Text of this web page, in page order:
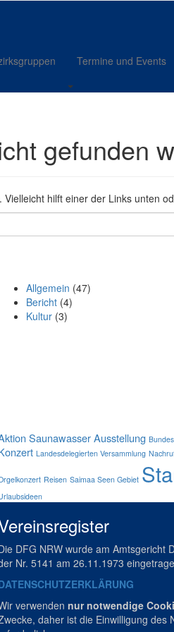
Termine und Events
gefunden
hilft einer der Links unten
Allgemein (47)
Bericht (4)
Kultur (3)
SaunawasserAusstellung
Landesdelegierten Versammlung
Reisen Saimaa Seen Gebiet
DFG NRW wurde am Amtsgericht
Nr. 5141 am 26.11.1973
verwenden nur notwendige
daher ist die Einwilligung des